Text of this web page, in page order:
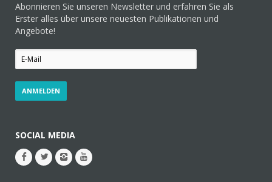
Abonnieren Sie unseren Newsletter und erfahren Sie als
Erster alles über unsere neuesten Publikationen und
Angebote!
SOCIAL MEDIA